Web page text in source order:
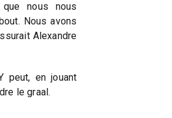
nous nous
Nous avons
Alexandre
peut, en jouant
le graal.